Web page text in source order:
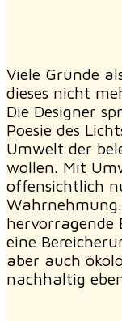
Viele Gründe
dieses nicht
Die Designer
Poesie des
Umwelt der
wollen. Mit
offensichtlich
hervorragende
eine
aber auch
nachhaltig